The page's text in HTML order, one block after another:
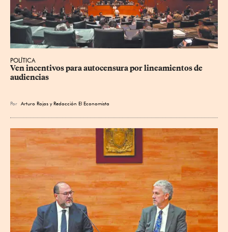
POLÍTICA
Ven incentivos para autocensura por lineamientos de
audiencias
Por Arturo Rojas yRedacción El Economista